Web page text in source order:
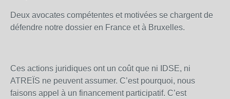
Deux avocates compétentes et motivées se chargent de
défendre notre dossier en France et à Bruxelles.
Ces actions juridiques ont un coût que ni IDSE, ni
ATREÏS ne peuvent assumer. C’est pourquoi, nous
faisons appel à un financement participatif. C’est